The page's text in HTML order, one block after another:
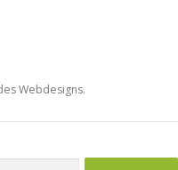
Webdesigns.